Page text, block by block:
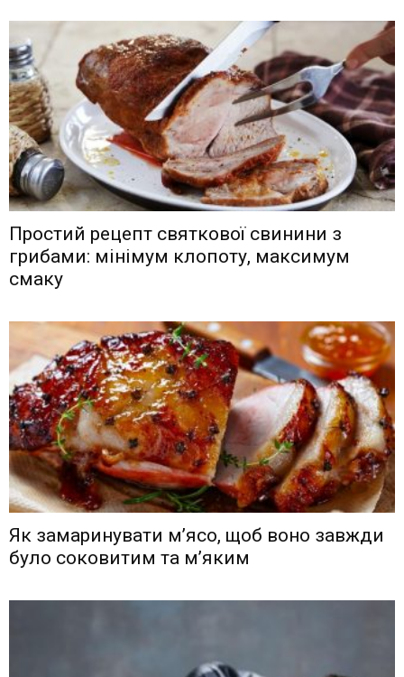
Простий рецепт святкової свинини з
грибами: мінімум клопоту, максимум
смаку
Як замаринувати м’ясо, щоб воно завжди
було соковитим та м’яким